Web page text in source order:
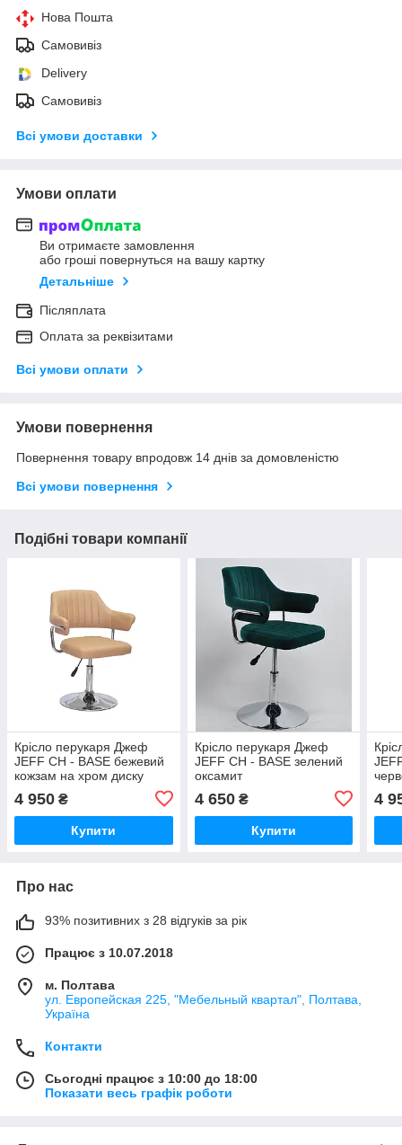
Нова Пошта
Самовивіз
Delivery
Самовивіз
Всі умови доставки
Умови оплати
Ви отримаєте замовлення
або гроші повернуться на вашу картку
Детальніше
Післяплата
Оплата за реквізитами
Всі умови оплати
Умови повернення
Повернення товару впродовж 14 днів за домовленістю
Всі умови повернення
Подібні товари компанії
Крісло перукаря Джеф
JEFF CH - BASE бежевий
кожзам на хром диску
4 950 ₴
Купити
Крісло перукаря Джеф
JEFF CH - BASE зелений
оксамит
4 650₴
Купити
4
Про нас
93% позитивних з 28 відгуків за рік
Працює з 10.07.2018
м. Полтава
ул. Европейская 225, "Мебельный квартал", Полтава,
Україна
Контакти
Сьогодні працює з 10:00 до 18:00
Показати весь графік роботи